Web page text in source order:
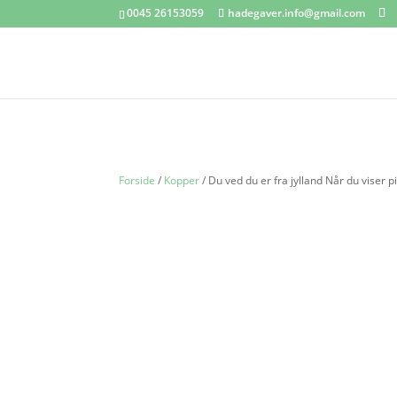
0045 26153059 hadegaver.info@gmail.com
Forside / Kopper/ Du ved du er fra jylland Når du viser